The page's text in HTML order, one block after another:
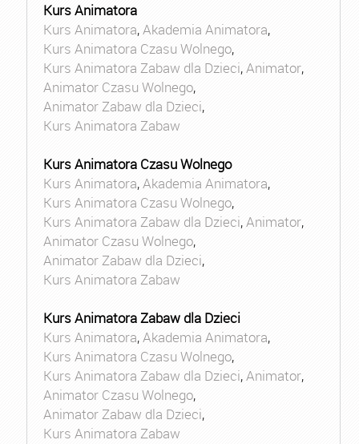
Kurs Animatora
Kurs Animatora,Akademia Animatora,
Kurs Animatora Czasu Wolnego,
Kurs Animatora Zabaw dla Dzieci,Animator,
Animator Czasu Wolnego,
Animator Zabaw dla Dzieci,
Kurs Animatora Zabaw
Kurs Animatora Czasu Wolnego
Kurs Animatora,Akademia Animatora,
Kurs Animatora Czasu Wolnego,
Kurs Animatora Zabaw dla Dzieci,Animator,
Animator Czasu Wolnego,
Animator Zabaw dla Dzieci,
Kurs Animatora Zabaw
Kurs Animatora Zabaw dla Dzieci
Kurs Animatora,Akademia Animatora,
Kurs Animatora Czasu Wolnego,
Kurs Animatora Zabaw dla Dzieci,Animator,
Animator Czasu Wolnego,
Animator Zabaw dla Dzieci,
Kurs Animatora Zabaw